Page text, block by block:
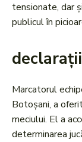
tensionate, dar
publicul în
Marcatorul
Botoșani, a
meciului. El a
determinarea